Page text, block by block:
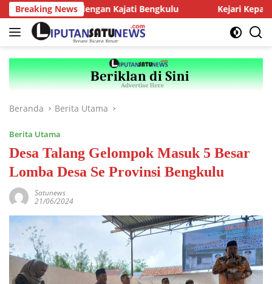
Langsung
ke
konten
Breaking News
Audiensi dengan Kajati Bengkulu Kejari Kepahiang
Beranda Berita Utama
Berita Utama
Desa Talang Gelompok Masuk 5 Besar
Lomba Desa Se Provinsi Bengkulu
Satunews
21/06/2024